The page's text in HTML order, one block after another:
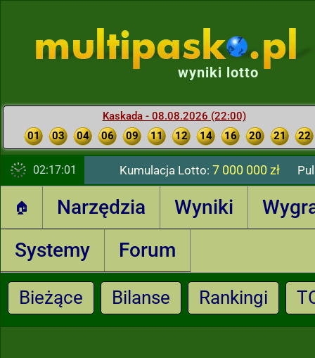
wyniki lotto
Kaskada - 08.08.2026 (22:00)
01
03 04 06 09 11 12 14 16 20 21 22
02:17:02 Kumulacja Lotto: 7 000 000 zł
🏠 Narzędzia Wyniki
Systemy
Forum
Bieżące Bilanse Rankingi